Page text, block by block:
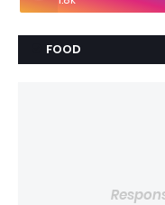
FOOD